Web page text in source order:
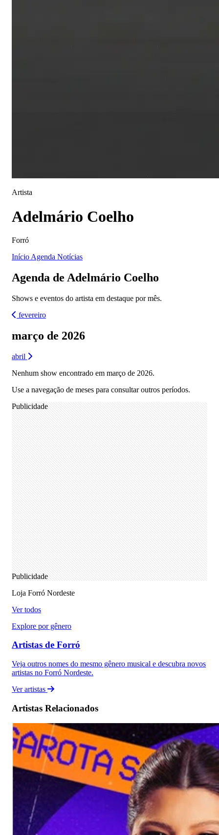
Artista
Adelmário Coelho
Forró
Início Agenda Notícias
Agenda de Adelmário Coelho
Shows e eventos do artista em destaque por mês.
fevereiro
março de 2026
abril
Nenhum show encontrado em março de 2026.
Use a navegação de meses para consultar outros períodos.
Publicidade
Publicidade
Loja Forró Nordeste
Ver todos
Explore por gênero
Artistas de Forró
Veja outros nomes do mesmo gênero musical e descubra novos
artistas no Forró Nordeste.
Ver artistas
Artistas Relacionados